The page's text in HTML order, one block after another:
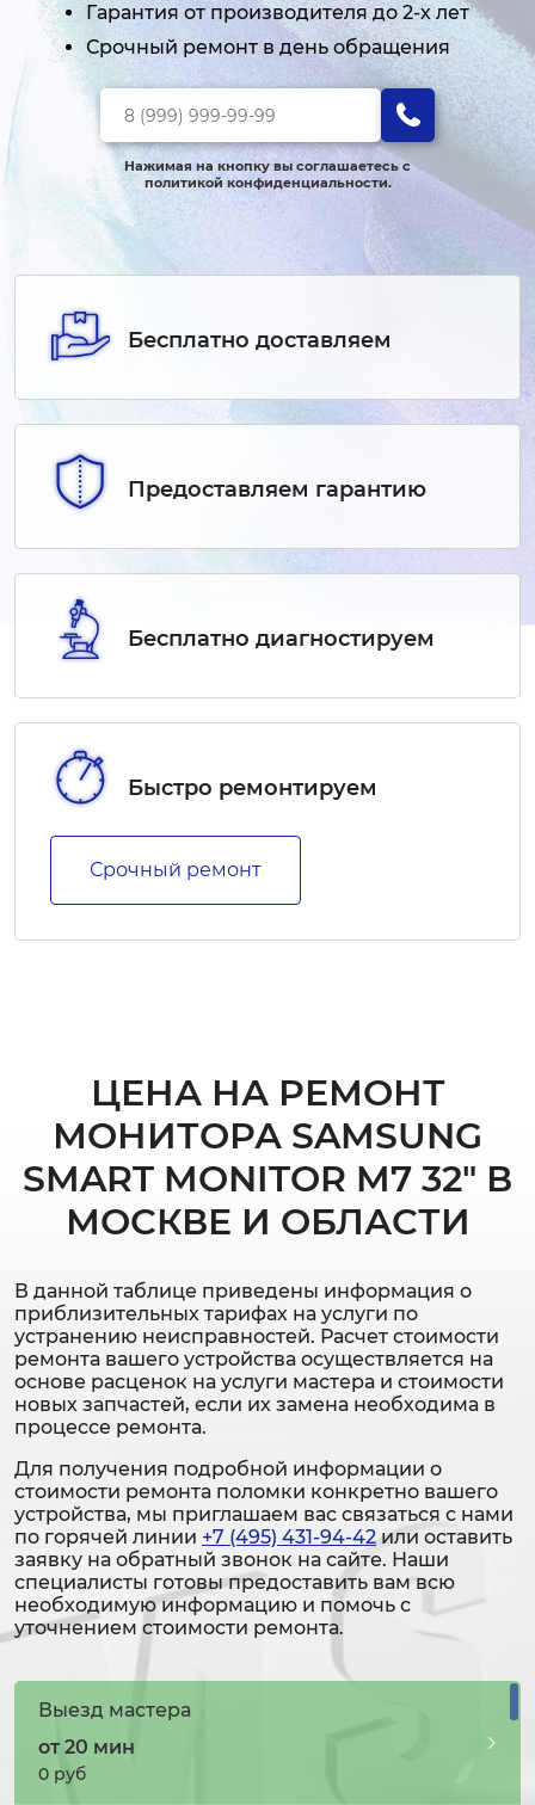
Гарантия от производителя до 2-х лет
Срочный ремонт в день обращения
Нажимая на кнопку вы соглашаетесь с
политикой конфиденциальности.
Бесплатно доставляем
Предоставляем гарантию
Бесплатно диагностируем
Быстро ремонтируем
Срочный ремонт
ЦЕНА НА РЕМОНТ
МОНИТОРА SAMSUNG
SMART MONITOR M7 32" В
МОСКВЕ И ОБЛАСТИ
В данной таблице приведены информация о
приблизительных тарифах на услуги по
устранению неисправностей. Расчет стоимости
ремонта вашего устройства осуществляется на
основе расценок на услуги мастера и стоимости
новых запчастей, если их замена необходима в
процессе ремонта.
Для получения подробной информации о
стоимости ремонта поломки конкретно вашего
устройства, мы приглашаем вас связаться с нами
по горячей линии +7 (495) 431-94-42 или оставить
заявку на обратный звонок на сайте. Наши
специалисты готовы предоставить вам всю
необходимую информацию и помочь с
уточнением стоимости ремонта.
Выезд мастера
от 20 мин
0 руб